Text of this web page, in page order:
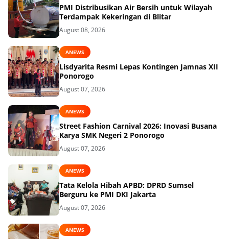
PMI Distribusikan Air Bersih untuk Wilayah
Terdampak Kekeringan di Blitar
August 08, 2026
ANEWS
Lisdyarita Resmi Lepas Kontingen Jamnas XII
Ponorogo
August 07, 2026
ANEWS
Street Fashion Carnival 2026: Inovasi Busana
Karya SMK Negeri 2 Ponorogo
August 07, 2026
ANEWS
Tata Kelola Hibah APBD: DPRD Sumsel
Berguru ke PMI DKI Jakarta
August 07, 2026
ANEWS